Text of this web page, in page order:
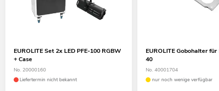
EUROLITE Set 2x LED PFE-100 RGBW
+ Case
No. 20000160
Liefertermin nicht bekannt
EUROLITE Gobohalter für
40
No. 40001704
nur noch wenige verfügbar